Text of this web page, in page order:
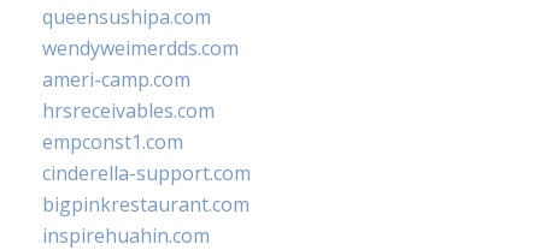
queensushipa.com
wendyweimerdds.com
ameri-camp.com
hrsreceivables.com
empconst1.com
cinderella-support.com
bigpinkrestaurant.com
inspirehuahin.com